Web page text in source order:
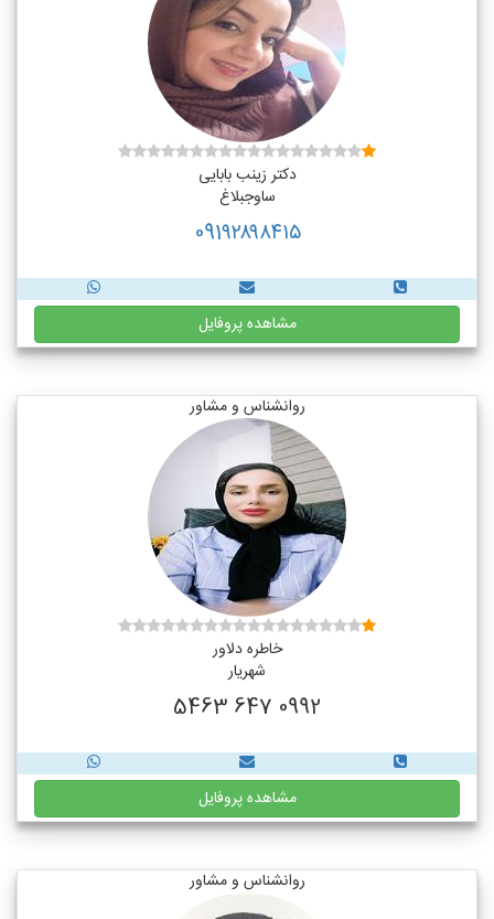
دکتر زینب بابایی
ساوجبلاغ
091۹۲۸۹۸۴۱۵
مشاهده پروفایل
روانشناس و مشاور
خاطره دلاور
شهریار
0992 647 5463
مشاهده پروفایل
روانشناس و مشاور